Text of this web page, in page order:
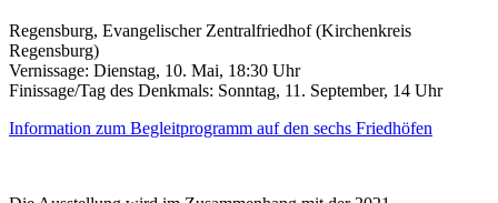
Regensburg, Evangelischer Zentralfriedhof (Kirchenkreis
Regensburg)
Vernissage: Dienstag, 10. Mai, 18:30 Uhr
Finissage/Tag des Denkmals: Sonntag, 11. September, 14 Uhr
Information zum Begleitprogramm auf den sechs Friedhöfen